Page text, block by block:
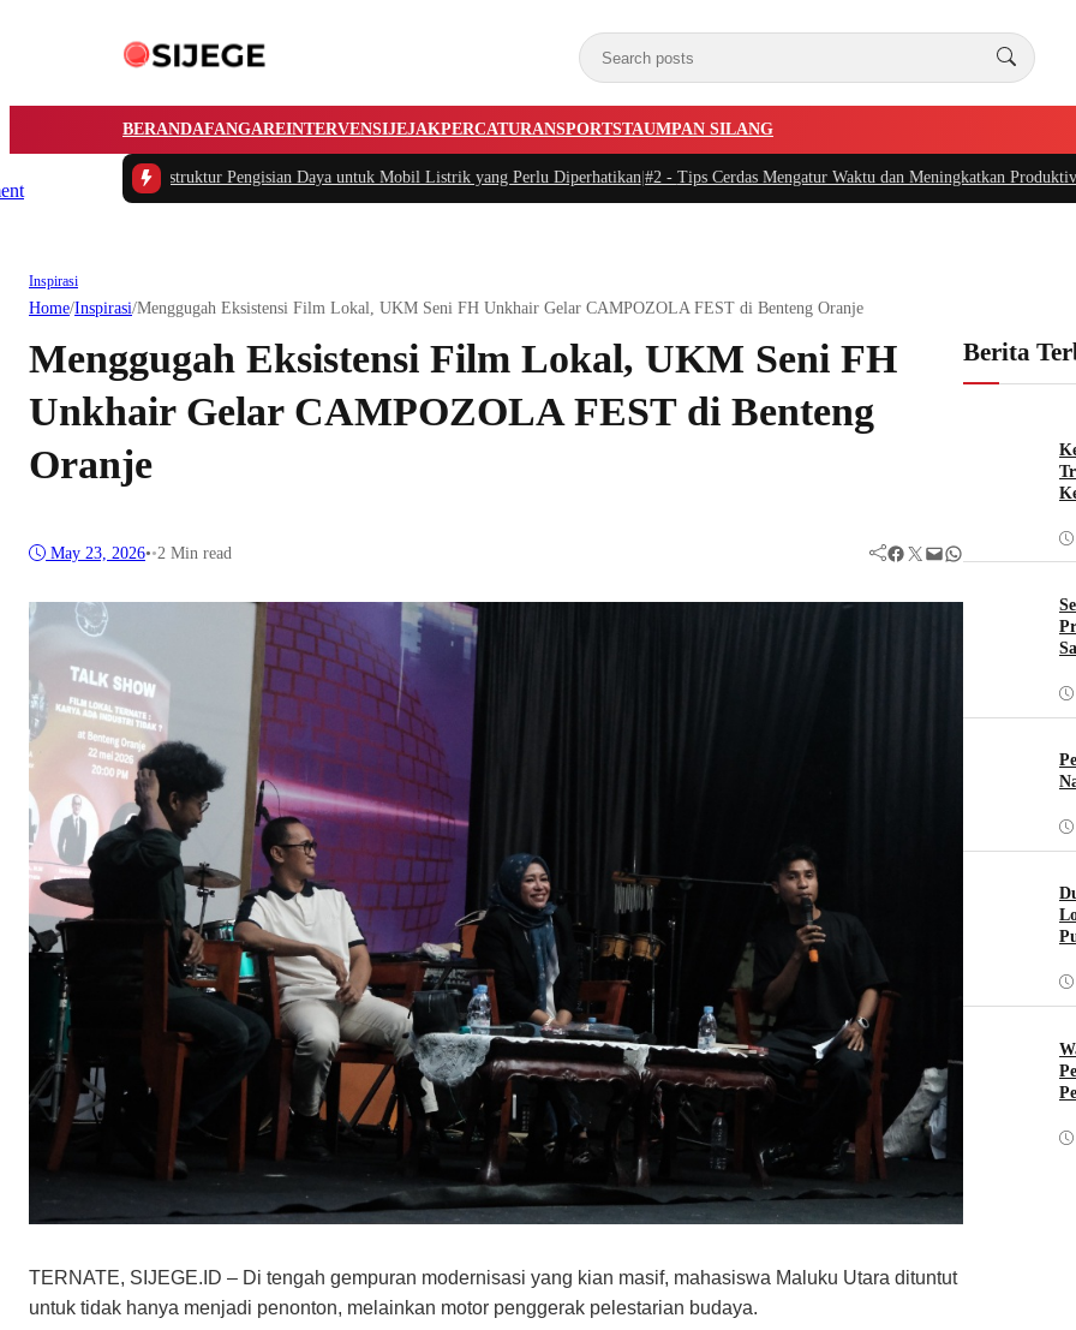
BERANDAFANGAREINTERVENSIJEJAKPERCATURANSPORTSTAUMPAN SILANG
Utama Infrastruktur Pengisian Daya untuk Mobil Listrik yang Perlu Diperhatikan|#2 -Tips Cerdas Mengatur Waktu dan Meningkatkan Produktivitas
Inspirasi
Home/Inspirasi/Menggugah Eksistensi Film Lokal, UKM Seni FH Unkhair Gelar CAMPOZOLA FEST di Benteng Oranje
Menggugah Eksistensi Film Lokal, UKM Seni FH
Unkhair Gelar CAMPOZOLA FEST di Benteng
Oranje
May 23, 2026••2 Min read Facebook Twitter Mail WhatsApp
TERNATE, SIJEGE.ID – Di tengah gempuran modernisasi yang kian masif, mahasiswa Maluku Utara dituntut
untuk tidak hanya menjadi penonton, melainkan motor penggerak pelestarian budaya.
Berita